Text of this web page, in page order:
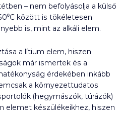
– nem befolyásolja a külső
között is tökéletesen
is, mint az alkáli elem.
a lítium elem, hiszen
már ismertek és a
érdekében inkább
a környezettudatos
(hegymászók, túrázók)
elemet készülékeikhez, hiszen